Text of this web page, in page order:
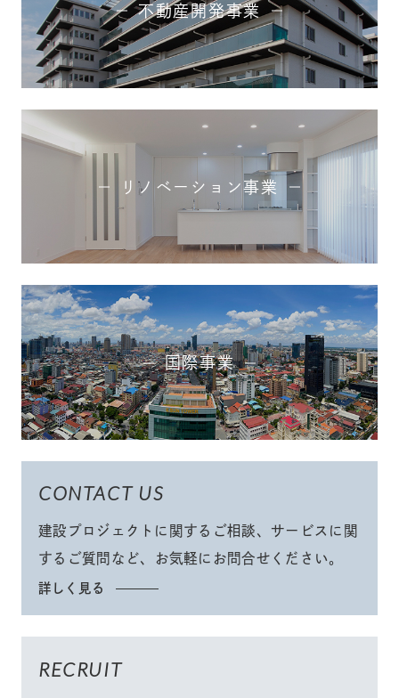
不動産開発事業
リノベーション事業
国際事業
CONTACT US
建設プロジェクトに関するご相談、サービスに関
するご質問など、 お気軽にお問合せください。
詳しく見る
RECRUIT